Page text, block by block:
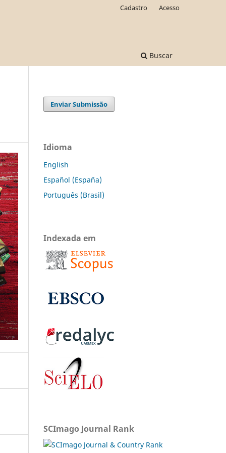
Buscar
Cadastro Acesso
Enviar Submissão
Idioma
English
Español (España)
Português (Brasil)
Indexada em
SCImago Journal Rank